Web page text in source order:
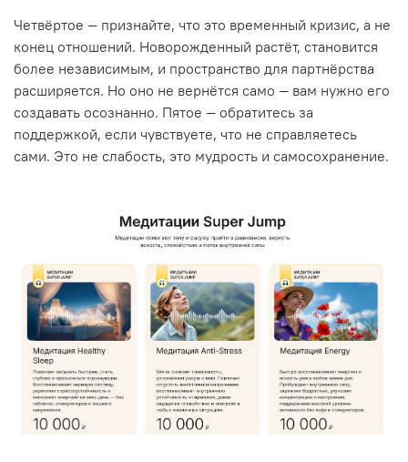
Четвёртое — признайте, что это временный кризис, а не
конец отношений. Новорожденный растёт, становится
более независимым, и пространство для партнёрства
расширяется. Но оно не вернётся само — вам нужно его
создавать осознанно. Пятое — обратитесь за
поддержкой, если чувствуете, что не справляетесь
сами. Это не слабость, это мудрость и самосохранение.